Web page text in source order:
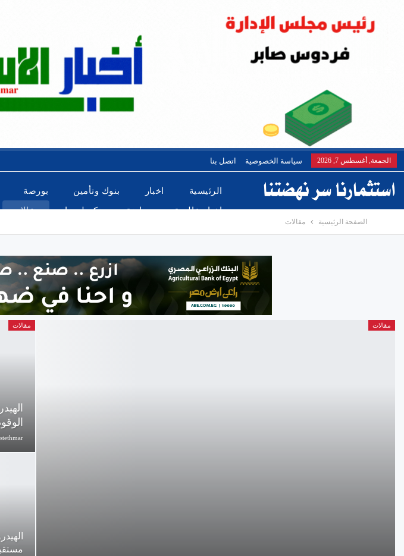
الجمعة, أغسطس 7, 2026 سياسة الخصوصية اتصل بنا
الرئيسية اخبار بنوك وتأمين بورصة
اخبار عالمية رياضة تكنولوجيا مقالات
الصفحة الرئيسية مقالات
مقالات مقالات